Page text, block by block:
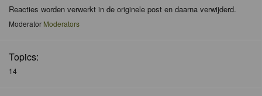
Reacties worden verwerkt in de originele post en daarna verwijderd.
Moderator Moderators
Topics:
14